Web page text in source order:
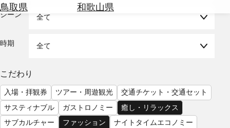
鳥取県
和歌山県
を
る
気
を
見
る
シーン 全て
時期 全て
こだわり
入場・拝観券 ツアー・周遊観光
交通チケット・交通セット
サスティナブル
ガストロノミー
癒し・リラックス
サブカルチャー
ファッション
ナイトタイムエコノミー